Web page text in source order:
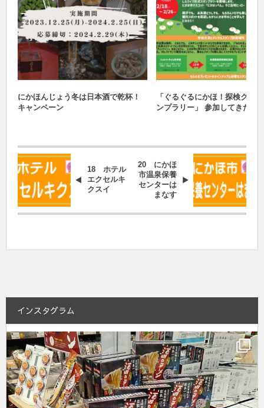
にかほんじょう冬は日本酒で乾杯！
キャンペーン
「ぐるぐるにかほ！探検クイ
ンプラリー」 参加してきた！
18 ホテル
エクセルキ
クスイ
20 にかほ
市温泉保養
センターは
まなす
インスタグラム